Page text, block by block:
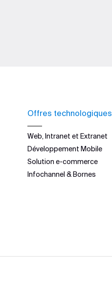
Offres technologiques
Web, Intranet et Extranet
Développement Mobile
Solution e-commerce
Infochannel & Bornes